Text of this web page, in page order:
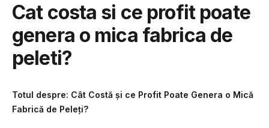
Cat costa si ce profit poate
genera o mica fabrica de
peleti?
Totul despre: Cât Costă și ce Profit Poate Genera o Mică
Fabrică de Peleți?